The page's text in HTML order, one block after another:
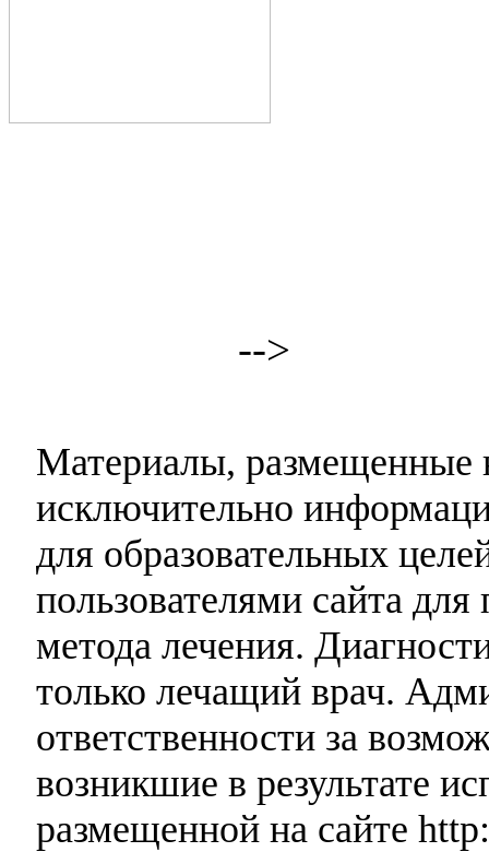
-->
Материалы, размещенные
исключительно
для образовательных
пользователями сайта
метода лечения.
только лечащий врач.
ответственности за
возникшие в результате
размещенной на сайте